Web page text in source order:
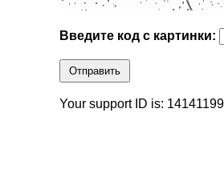
Введите код с картинки:
Отправить
Your support ID is: